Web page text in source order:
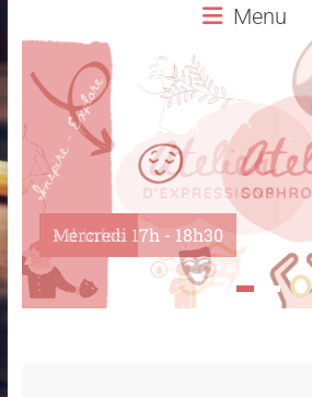
Menu
Mercredi 17h - 18h30